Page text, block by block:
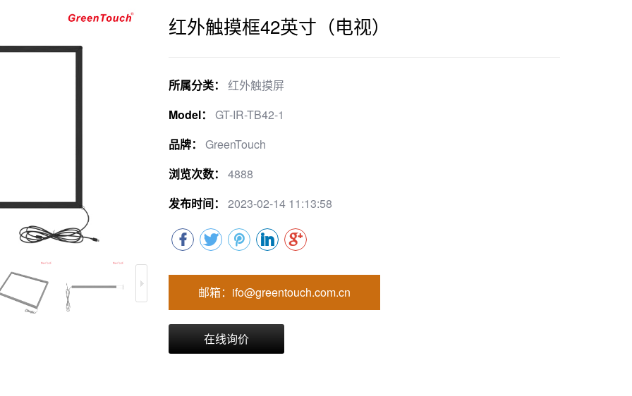
红外触摸框42英寸（电视）
所属分类：
红外触摸屏
Model：
GT-IR-TB42-1
品牌：
GreenTouch
浏览次数：
4888
发布时间：
2023-02-14 11:13:58
邮箱：ifo@greentouch.com.cn
在线询价